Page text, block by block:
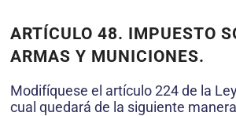
ARTÍCULO 48. IMPUESTO
ARMAS Y MUNICIONES.
Modifíquese el artículo 224 de la
cual quedará de la siguiente